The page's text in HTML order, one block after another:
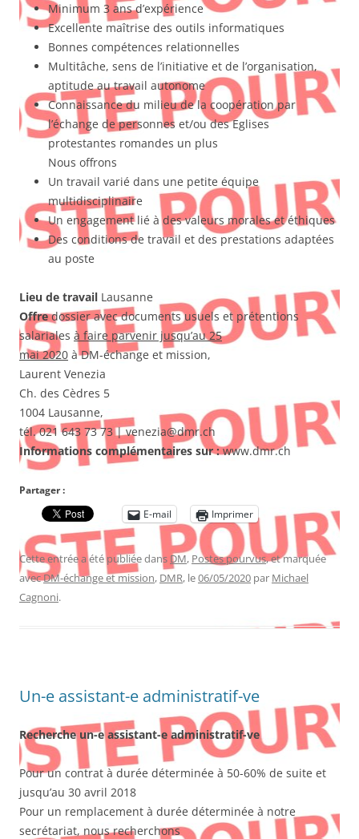
Minimum 3 ans d’expérience
Excellente maîtrise des outils informatiques
Bonnes compétences relationnelles
Multitâche, sens de l’initiative et de l’organisation,
aptitude au travail autonome
Connaissance du milieu de la coopération par
l’échange de personnes et/ou des Eglises
protestantes romandes un plus
Nous offrons
Un travail varié dans une petite équipe
multidisciplinaire
Un engagement lié à des valeurs morales et éthiques
Des conditions de travail et des prestations adaptées
au poste
Lieu de travail Lausanne
Offredossier avec documents usuels et prétentions
salariales à faire parvenir jusqu’au 25
mai 2020 à DM-échange et mission,
Laurent Venezia
Ch. des Cèdres 5
1004 Lausanne,
tél. 021 643 73 73 | venezia@dmr.ch
Informations complémentaires sur :www.dmr.ch
Partager :
E-mail
Imprimer
Cette entrée a été publiée dans DM, Postes pourvus, et marquée
avecDM-échange et mission, DMR, le06/05/2020 par Michael
Cagnoni.
Un-e assistant-e administratif-ve
Recherche un-e assistant-e administratif-ve
Pour un contrat à durée déterminée à 50-60% de suite et
jusqu’au 30 avril 2018
Pour un remplacement à durée déterminée à notre
secrétariat, nous recherchons